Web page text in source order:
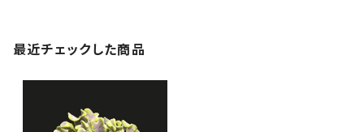
最近チェックした商品